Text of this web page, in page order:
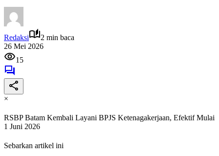
Redaksi
2 min baca
26 Mei 2026
15
×
RSBP Batam Kembali Layani BPJS Ketenagakerjaan, Efektif Mulai
1 Juni 2026
Sebarkan artikel ini